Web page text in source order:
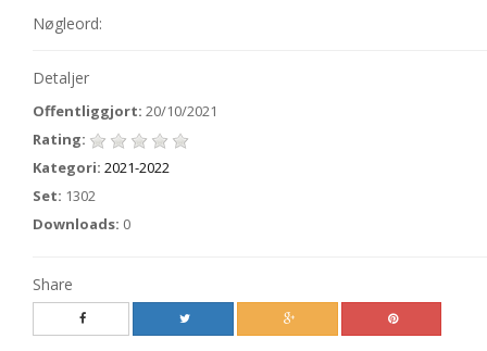
Nøgleord:
Detaljer
Offentliggjort: 20/10/2021
Rating:
Kategori: 2021-2022
Set: 1302
Downloads: 0
Share